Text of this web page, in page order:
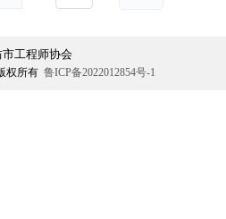
市工程师协会
权所有 鲁ICP备2022012854号-1